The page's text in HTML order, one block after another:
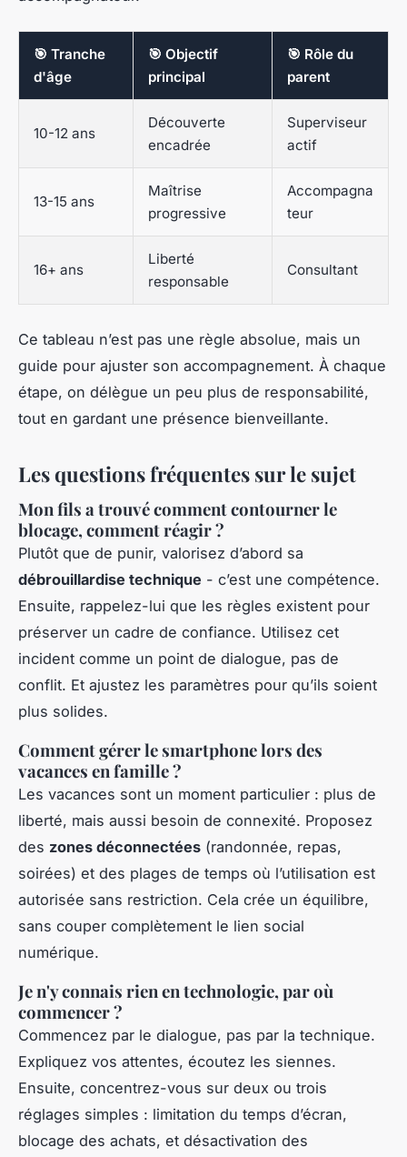
🎯 Tranche
d'âge
🎯 Objectif
principal
🎯 Rôle du
parent
10-12 ans
Découverte
encadrée
Superviseur
actif
13-15 ans
Maîtrise
progressive
Accompagna
teur
16+ ans
Liberté
responsable
Consultant
Ce tableau n’est pas une règle absolue, mais un
guide pour ajuster son accompagnement. À chaque
étape, on délègue un peu plus de responsabilité,
tout en gardant une présence bienveillante.
Les questions fréquentes sur le sujet
Mon fils a trouvé comment contourner le
blocage, comment réagir ?
Plutôt que de punir, valorisez d’abord sa
débrouillardise technique - c’est une compétence.
Ensuite, rappelez-lui que les règles existent pour
préserver un cadre de confiance. Utilisez cet
incident comme un point de dialogue, pas de
conflit. Et ajustez les paramètres pour qu’ils soient
plus solides.
Comment gérer le smartphone lors des
vacances en famille ?
Les vacances sont un moment particulier : plus de
liberté, mais aussi besoin de connexité. Proposez
des zones déconnectées (randonnée, repas,
soirées) et des plages de temps où l’utilisation est
autorisée sans restriction. Cela crée un équilibre,
sans couper complètement le lien social
numérique.
Je n'y connais rien en technologie, par où
commencer ?
Commencez par le dialogue, pas par la technique.
Expliquez vos attentes, écoutez les siennes.
Ensuite, concentrez-vous sur deux ou trois
réglages simples : limitation du temps d’écran,
blocage des achats, et désactivation des